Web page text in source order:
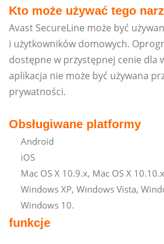
Kto może używać tego
Avast SecureLine może być
i użytkowników domowych.
dostępne w przystępnej cenie dla
aplikacja nie może być używana
prywatności.
Obsługiwane platformy
Android
iOS
Mac OS X 10.9.x, Mac OS X
Windows XP, Windows Vista,
Windows 10.
funkcje